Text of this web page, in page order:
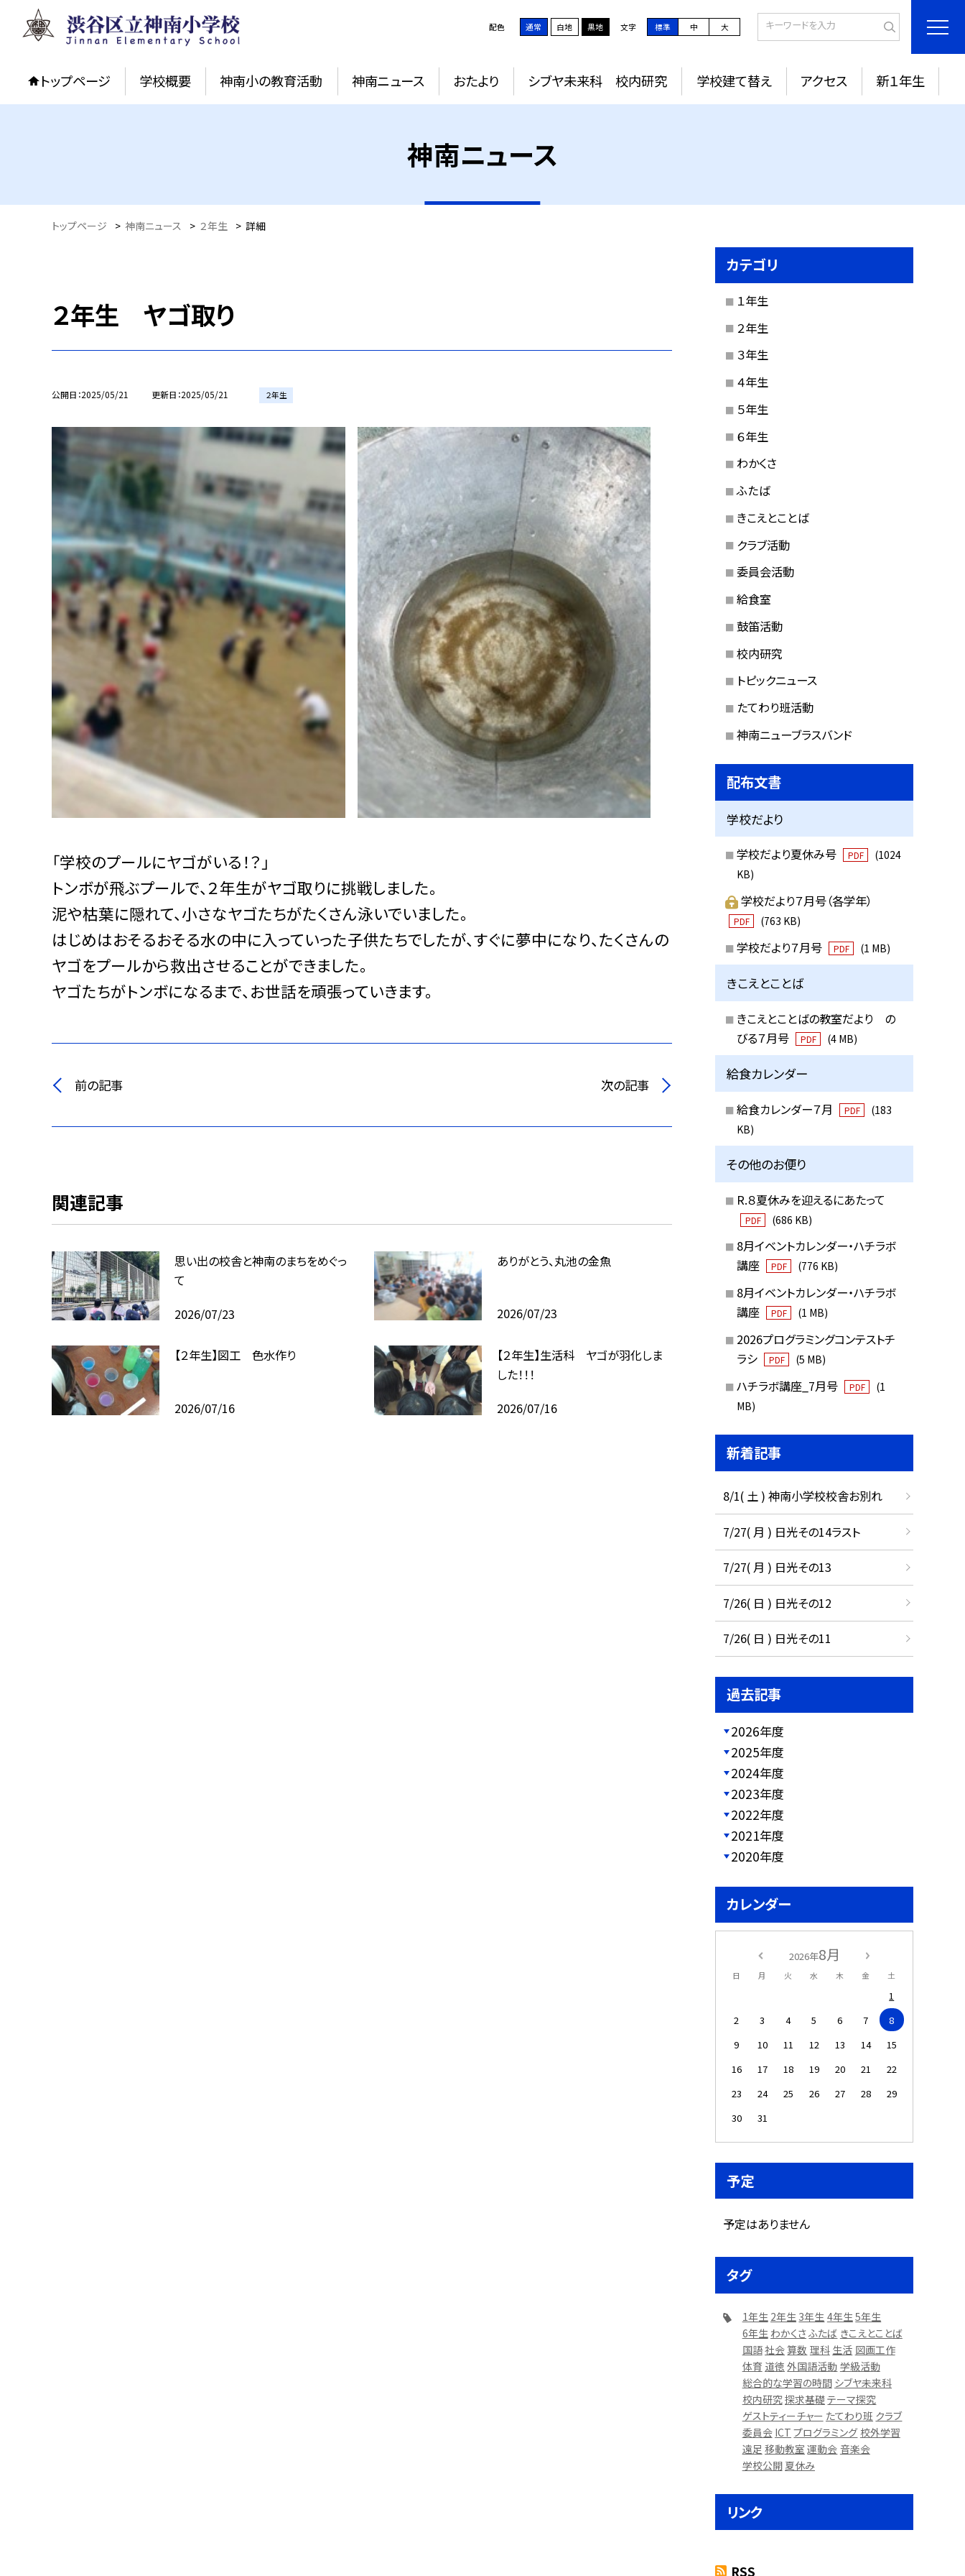
配色 通常 白地 黒地 文字 標準 中 大
トップページ 学校概要 神南小の教育活動 神南ニュース おたより シブヤ未来科 校内研究 学校建て替え アクセス 新１年生
神南ニュース
トップページ > 神南ニュース > ２年生 > 詳細
２年生 ヤゴ取り
公開日 2025/05/21 更新日 2025/05/21 ２年生
「学校のプールにヤゴがいる！？」
トンボが飛ぶプールで、２年生がヤゴ取りに挑戦しました。
泥や枯葉に隠れて、小さなヤゴたちがたくさん泳いでいました。
はじめはおそるおそる水の中に入っていった子供たちでしたが、すぐに夢中になり、たくさんの
ヤゴをプールから救出させることができました。
ヤゴたちがトンボになるまで、お世話を頑張っていきます。
前の記事 次の記事
関連記事
思い出の校舎と神南のまちをめぐっ
て
2026/07/23
ありがとう、丸池の金魚
2026/07/23
【２年生】図工 色水作り
2026/07/16
【２年生】生活科 ヤゴが羽化しま
した！！！
2026/07/16
カテゴリ
１年生
２年生
３年生
４年生
５年生
６年生
わかくさ
ふたば
きこえとことば
クラブ活動
委員会活動
給食室
鼓笛活動
校内研究
トピックニュース
たてわり班活動
神南ニューブラスバンド
配布文書
学校だより
学校だより夏休み号 PDF
(1024
KB)
学校だより７月号（各学年）
PDF (763 KB)
学校だより７月号 PDF (1 MB)
きこえとことば
きこえとことばの教室だより の
びる７月号
PDF (4 MB)
給食カレンダー
給食カレンダー７月 PDF
(183
KB)
その他のお便り
R.８夏休みを迎えるにあたって
PDF (686 KB)
8月イベントカレンダー・ハチラボ
講座
PDF (776 KB)
8月イベントカレンダー・ハチラボ
講座
PDF (1 MB)
2026プログラミングコンテストチ
ラシ
PDF (5 MB)
ハチラボ講座_7月号 PDF
(1
MB)
新着記事
8/1( 土 ) 神南小学校校舎お別れ
7/27( 月 ) 日光その14ラスト
7/27( 月 ) 日光その13
7/26( 日 ) 日光その12
7/26( 日 ) 日光その11
過去記事
2026年度
2025年度
2024年度
2023年度
2022年度
2021年度
2020年度
カレンダー
2026年8月
日 月 火 水 木 金 土
1
2
3 4 5 6 7
8
9
10 11 12 13 14
15
16
17 18 19 20 21
22
23
24 25 26 27 28
29
30
31
予定
予定はありません
タグ
1年生 2年生 3年生 4年生5年生
6年生 わかくさふたば きこえとことば
国語社会算数 理科 生活 図画工作
体育 道徳 外国語活動 学級活動
総合的な学習の時間 シブヤ未来科
校内研究探求基礎テーマ探究
ゲストティーチャー たてわり班 クラブ
委員会 ICT プログラミング 校外学習
遠足 移動教室 運動会 音楽会
学校公開 夏休み
リンク
RSS